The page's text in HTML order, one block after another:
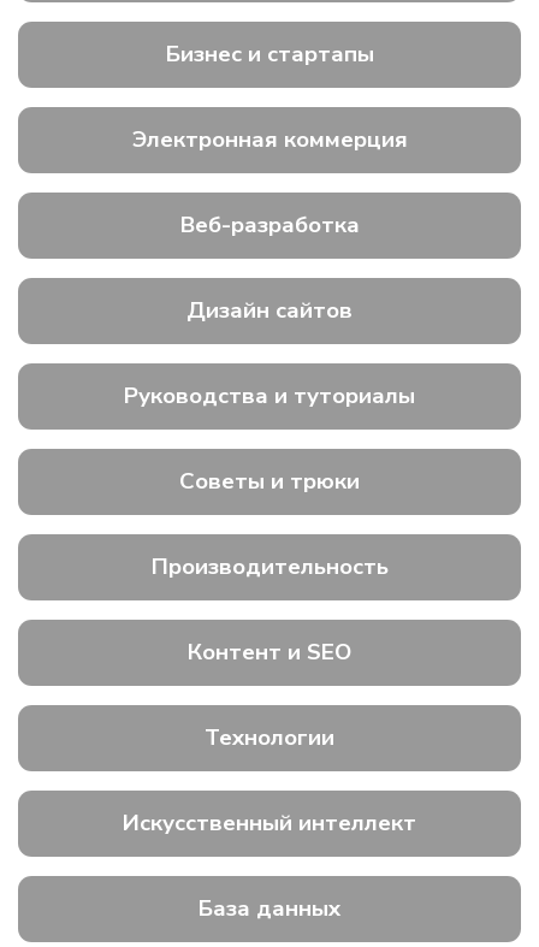
Бизнес и стартапы
Электронная коммерция
Веб-разработка
Дизайн сайтов
Руководства и туториалы
Советы и трюки
Производительность
Контент и SEO
Технологии
Искусственный интеллект
База данных